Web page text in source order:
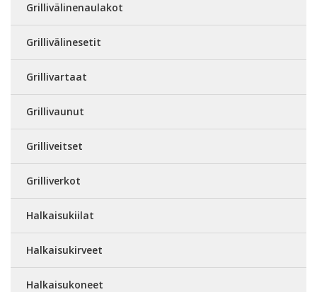
Grillivälinenaulakot
Grillivälinesetit
Grillivartaat
Grillivaunut
Grilliveitset
Grilliverkot
Halkaisukiilat
Halkaisukirveet
Halkaisukoneet